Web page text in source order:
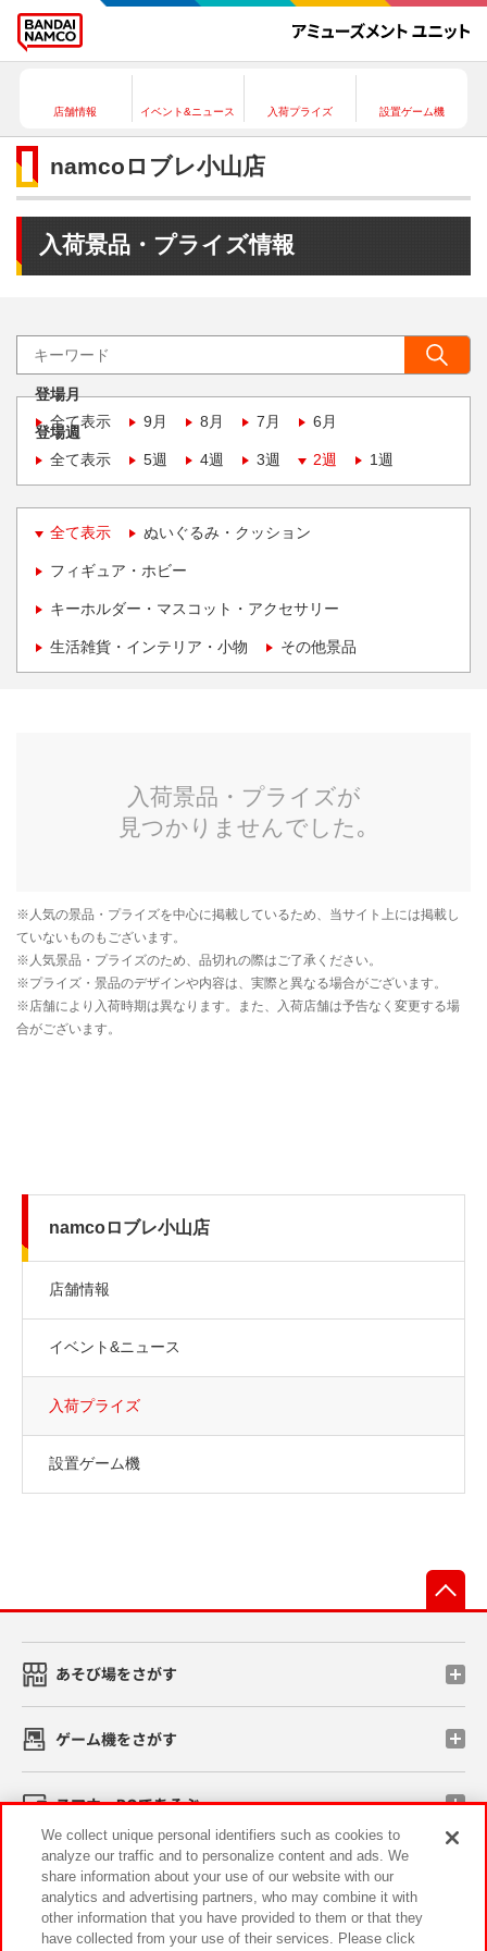
店舗情報 イベント&ニュース 入荷プライズ 設置ゲーム機
namcoロブレ小山店
入荷景品・プライズ情報
登場月
全て表示
9月 8月 7月 6月
登場週
全て表示
5週 4週 3週 2週 1週
全て表示 ぬいぐるみ・クッション
フィギュア・ホビー
キーホルダー・マスコット・アクセサリー
生活雑貨・インテリア・小物 その他景品
namcoロブレ小山店
店舗情報
イベント&ニュース
入荷プライズ
設置ゲーム機
あそび場をさがす
ゲーム機をさがす
スマホ・PCであそぶ
イベント・キャンペーン
We collect unique personal identifiers such as cookies to
analyze our traffic and to personalize content and ads. We
share information about your use of our website with our
analytics and advertising partners, who may combine it with
other information that you have provided to them or that they
have collected from your use of their services. Please click